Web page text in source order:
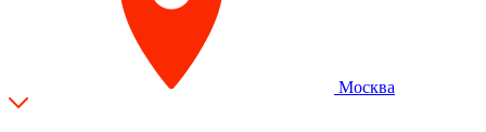
Москва